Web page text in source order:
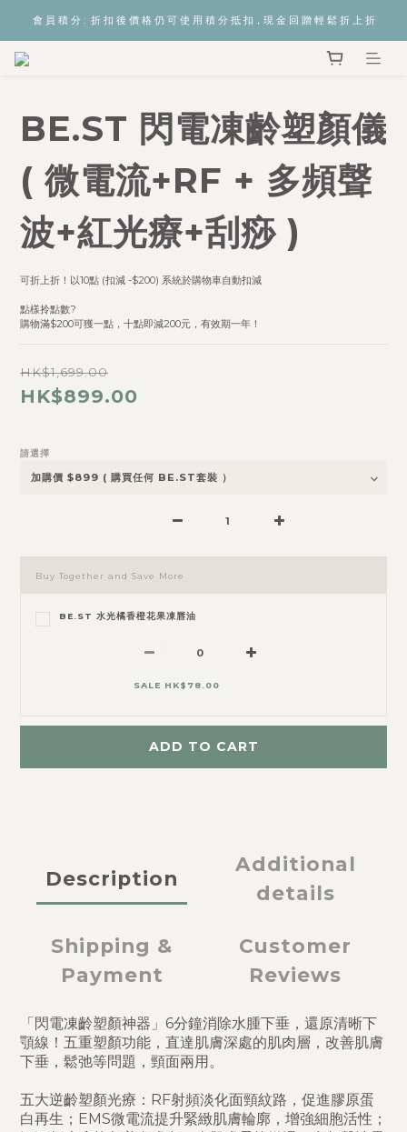
會 員 積 分 :  折 扣 後 價 格 仍 可 使 用 積 分 抵 扣，現 金 回 贈 輕 鬆 折 上 折
BE.ST 閃電凍齡塑顏儀
( 微電流+RF + 多頻聲
波+紅光療+刮痧 )
可折上折！以10點 (扣減 -$200) 系統於購物車自動扣減
點樣拎點數?
購物滿$200可獲一點，十點即減200元，有效期一年！
HK$1,699.00
HK$899.00
請選擇
Buy Together and Save More
BE.ST 水光橘香橙花果凍唇油
SALE HK$78.00
ADD TO CART
Description
Additional
details
Shipping &
Payment
Customer
Reviews
「閃電凍齡塑顏神器」6分鐘消除水腫下垂，還原清晰下
顎線！五重塑顏功能，直達肌膚深處的肌肉層，改善肌膚
下垂，鬆弛等問題，頸面兩用。
五大逆齡塑顏光療：RF射頻淡化面頸紋路，促進膠原蛋
白再生；EMS微電流提升緊緻肌膚輪廓，增強細胞活性；